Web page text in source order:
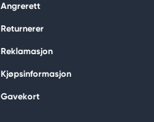
Angrerett
Returnerer
Reklamasjon
Kjøpsinformasjon
Gavekort